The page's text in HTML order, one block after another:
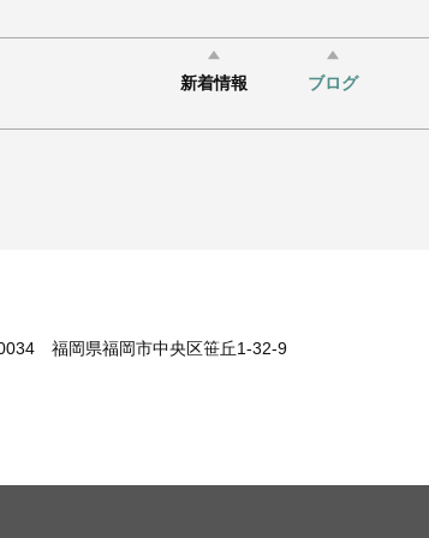
新着情報 ブログ
福岡県福岡市中央区笹丘1-32-9